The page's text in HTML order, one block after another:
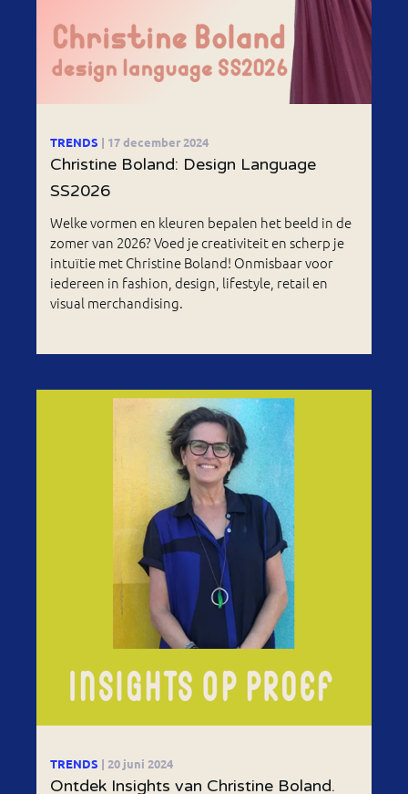
TRENDS | 17 december 2024
Christine Boland: Design Language
SS2026
Welke vormen en kleuren bepalen het beeld in de
zomer van 2026? Voed je creativiteit en scherp je
intuïtie met Christine Boland! Onmisbaar voor
iedereen in fashion, design, lifestyle, retail en
visual merchandising.
TRENDS | 20 juni 2024
Ontdek Insights van Christine Boland.